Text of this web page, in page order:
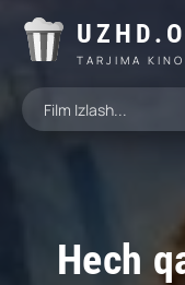
TARJIMA
Hech